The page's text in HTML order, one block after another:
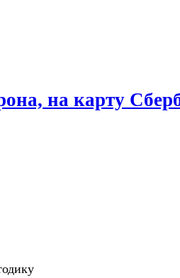
на карту